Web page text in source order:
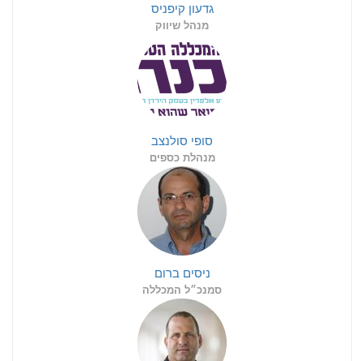
גדעון קיפניס
מנהל שיווק
סופי סולנצב
מנהלת כספים
ניסים ברום
סמנכ״ל המכללה